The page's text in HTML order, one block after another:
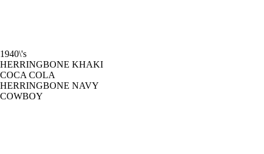
1940\'s
HERRINGBONE KHAKI
COCA COLA
HERRINGBONE NAVY
COWBOY